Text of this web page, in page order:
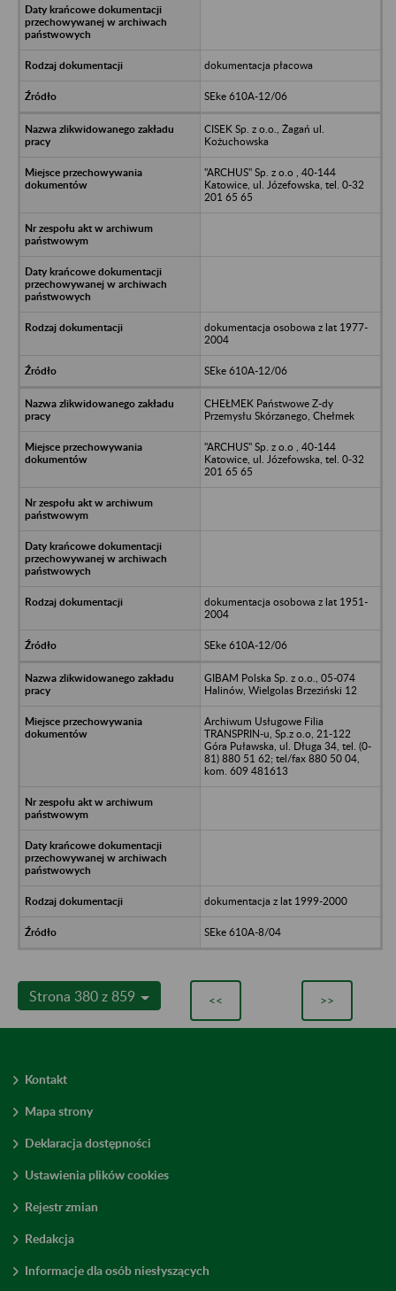
dokumentacja płacowa
SEke 610A-12/06
CISEK Sp. z o.o., Żagań ul.
Kożuchowska
"ARCHUS" Sp. z o.o , 40-144
Katowice, ul. Józefowska, tel. 0-32
201 65 65
dokumentacja osobowa z lat 1977-
2004
SEke 610A-12/06
CHEŁMEK Państwowe Z-dy
Przemysłu Skórzanego, Chełmek
"ARCHUS" Sp. z o.o , 40-144
Katowice, ul. Józefowska, tel. 0-32
201 65 65
dokumentacja osobowa z lat 1951-
2004
SEke 610A-12/06
GIBAM Polska Sp. z o.o., 05-074
Halinów, Wielgolas Brzeziński 12
Archiwum Usługowe Filia
TRANSPRIN-u, Sp.z o.o, 21-122
Góra Puławska, ul. Długa 34, tel. (0-
81) 880 51 62; tel/fax 880 50 04,
kom. 609 481613
dokumentacja z lat 1999-2000
SEke 610A-8/04
Strona 380 z 859 << >>
Kontakt
Mapa strony
Deklaracja dostępności
Ustawienia plików cookies
Rejestr zmian
Redakcja
Informacje dla osób niesłyszących